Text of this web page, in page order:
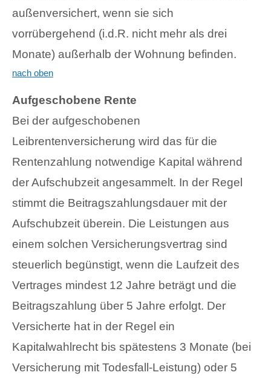
außenversichert, wenn sie sich
vorrübergehend (i.d.R. nicht mehr als drei
Monate) außerhalb der Wohnung befinden.
nach oben
Aufgeschobene Rente
Bei der aufgeschobenen
Leibrentenversicherung wird das für die
Rentenzahlung notwendige Kapital während
der Aufschubzeit angesammelt. In der Regel
stimmt die Beitragszahlungsdauer mit der
Aufschubzeit überein. Die Leistungen aus
einem solchen Versicherungsvertrag sind
steuerlich begünstigt, wenn die Laufzeit des
Vertrages mindest 12 Jahre beträgt und die
Beitragszahlung über 5 Jahre erfolgt. Der
Versicherte hat in der Regel ein
Kapitalwahlrecht bis spätestens 3 Monate (bei
Versicherung mit Todesfall-Leistung) oder 5